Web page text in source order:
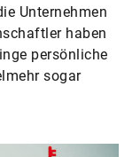
Unternehmen
haben
persönliche
sogar